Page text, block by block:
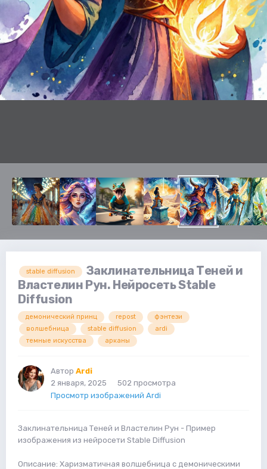
stable diffusion
Заклинательница Теней и
Властелин Рун. Нейросеть Stable
Diffusion
демонический принц repost
фэнтези
волшебница
stable diffusion
ardi
темные искусства
арканы
Автор Ardi
2 января, 2025
502 просмотра
Просмотр изображений Ardi
Заклинательница Теней и Властелин Рун - Пример
изображения из нейросети Stable Diffusion
Описание: Харизматичная волшебница с демоническими